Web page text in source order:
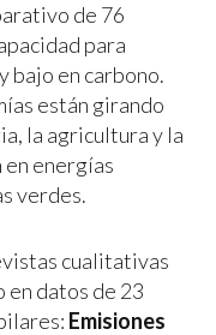
de 76
para
bajo en carbono.
están girando
la agricultura y la
energías
verdes.
cualitativas
en datos de 23
Emisiones